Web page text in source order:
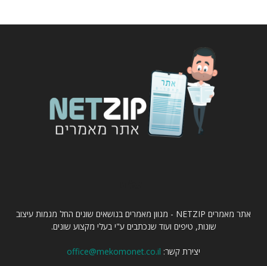
אתר מאמרים NETZIP - מגוון מאמרים בנושאים שונים החל מגמות עיצוב
שונות, טיפים ועוד שנכתבים ע"י בעלי מקצוע שונים.
יצירת קשר: office@mekomonet.co.il